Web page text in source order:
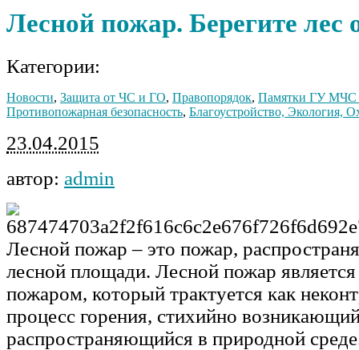
Лесной пожар. Берегите лес
Категории:
Новости, Защита от ЧС и ГО, Правопорядок, Памятки ГУ МЧС
Противопожарная безопасность, Благоустройство, Экология,
23.04.2015
автор: admin
Лесной пожар – это пожар,
лесной площади. Лесной пожар
пожаром, который трактуется как
процесс горения, стихийно
распространяющийся в природной